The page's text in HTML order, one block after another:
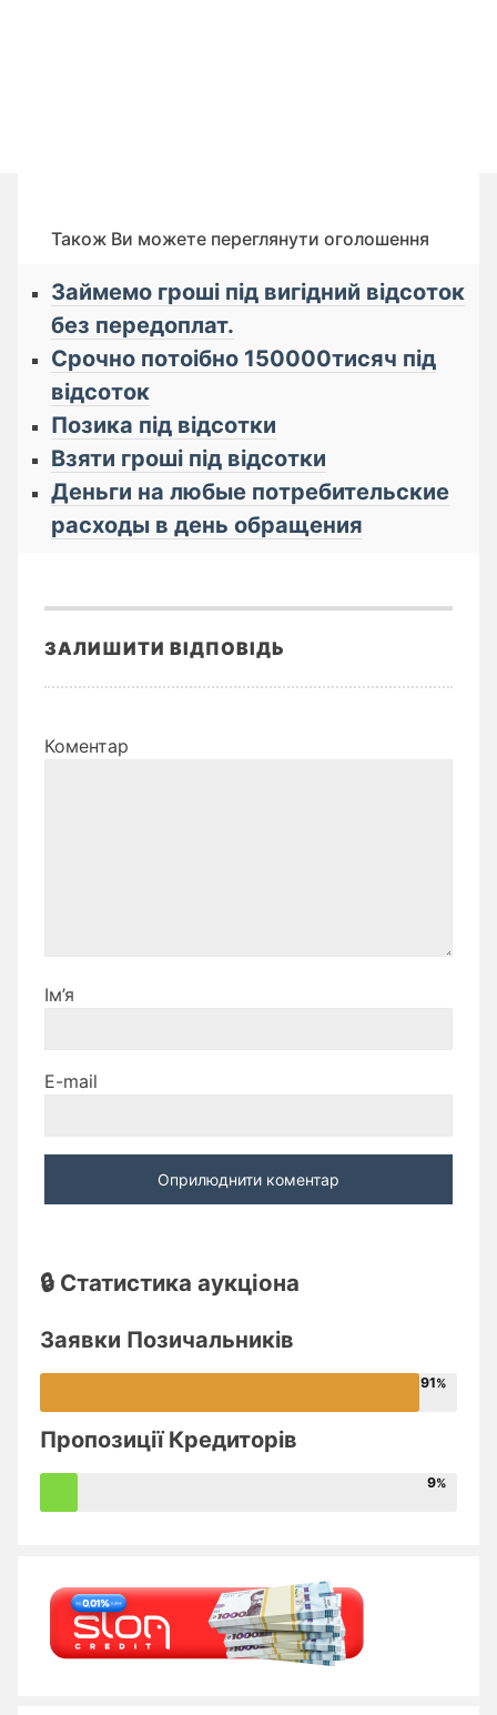
Також Ви можете переглянути оголошення
Займемо гроші під вигідний відсоток
без передоплат.
Срочно потоібно 150000тисяч під
відсоток
Позика під відсотки
Взяти гроші під відсотки
Деньги на любые потребительские
расходы в день обращения
ЗАЛИШИТИ ВІДПОВІДЬ
Коментар
Ім’я
E-mail
🔒 Статистика аукціона
Заявки Позичальників
91
Пропозиції Кредиторів
9